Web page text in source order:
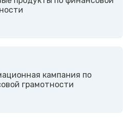
кампания по
грамотности